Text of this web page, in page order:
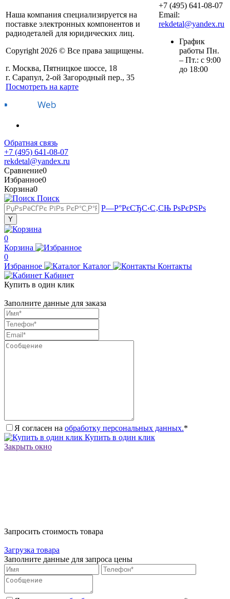
Наша компания специализируется на
поставке электронных компонентов и
радиодеталей для юридических лиц.
Copyright 2026 © Все права защищены.
г. Москва, Пятницкое шоссе, 18
г. Сарапул, 2-ой Загородный пер., 35
Посмотреть на карте
+7 (495) 641-08-07
Email:
rekdetal@yandex.ru
График
работы Пн.
– Пт.: с 9:00
до 18:00
Обратная связь
+7 (495) 641-08-07
rekdetal@yandex.ru
Сравнение0
Избранное0
Корзина0
Поиск
Р—Р°РєСЂС‹С‚СЊ РѕРєРЅРѕ
0
Корзина
0
Избранное
Каталог
Контакты
Кабинет
Купить в один клик
Заполните данные для заказа
Я согласен на обработку персональных данных.*
Купить в один клик
Закрыть окно
Запросить стоимость товара
Загрузка товара
Заполните данные для запроса цены